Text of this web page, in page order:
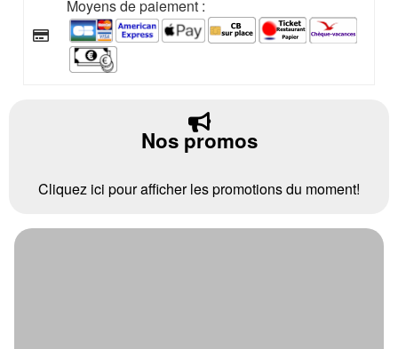
Moyens de paiement :
Nos promos
Cliquez ici pour afficher les promotions du moment!